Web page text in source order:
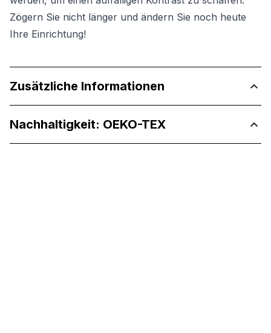
Zögern Sie nicht länger und ändern Sie noch heute
Ihre Einrichtung!
Zusätzliche Informationen
Nachhaltigkeit: OEKO-TEX